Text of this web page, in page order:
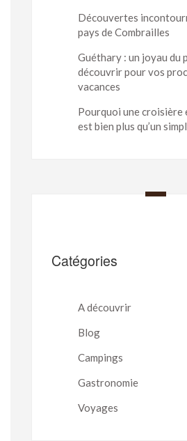
Découvertes
pays de Combrailles
Guéthary : un joyau du
découvrir pour vos
vacances
Pourquoi une croisière
est bien plus qu’un
Catégories
A découvrir
Blog
Campings
Gastronomie
Voyages